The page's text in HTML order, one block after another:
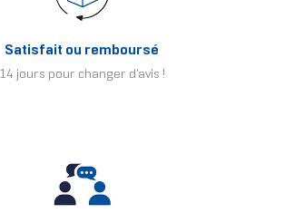
Satisfait ou remboursé
14 jours pour changer d'avis !